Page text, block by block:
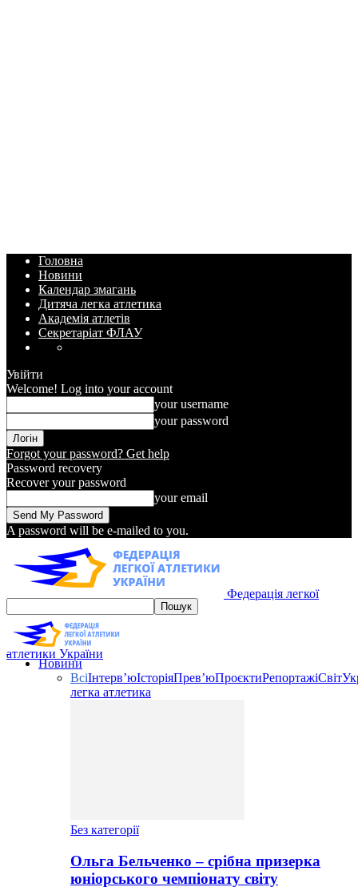
Головна
Новини
Календар змагань
Дитяча легка атлетика
Академія атлетів
Секретаріат ФЛАУ
Увійти
Welcome! Log into your account
your username
your password
Forgot your password? Get help
Password recovery
Recover your password
your email
A password will be e-mailed to you.
Федерація легкої
атлетики України
Новини
ВсіІнтерв’юІсторіяПрев’юПроєктиРепортажіСвіт
легка атлетика
Без категорії
Ольга Бельченко – срібна призерка
юніорського чемпіонату світу